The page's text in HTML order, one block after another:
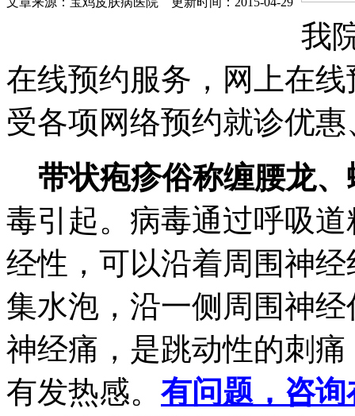
我
在线预约服务，网上在
受各项网络预约就诊优
带状疱疹俗称缠腰龙
毒引起。病毒通过呼吸
经性，可以沿着周围神
集水泡，沿一侧周围神
神经痛，是跳动性的刺
有发热感。 有问题，咨